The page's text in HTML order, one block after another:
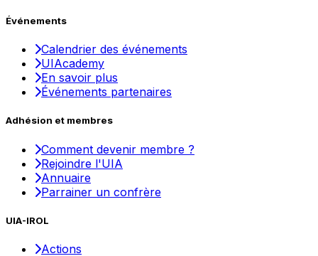
Événements
Calendrier des événements
UIAcademy
En savoir plus
Événements partenaires
Adhésion et membres
Comment devenir membre ?
Rejoindre l'UIA
Annuaire
Parrainer un confrère
UIA-IROL
Actions